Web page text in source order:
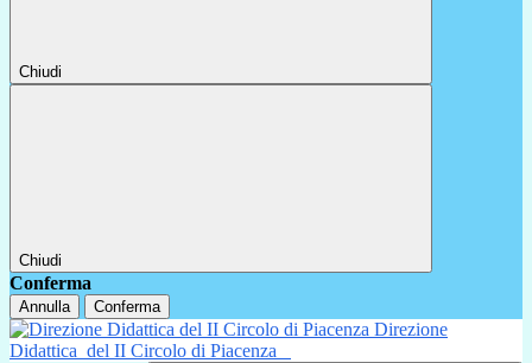
Chiudi
Chiudi
Conferma
Annulla Conferma
Direzione
Didattica del II Circolo di Piacenza